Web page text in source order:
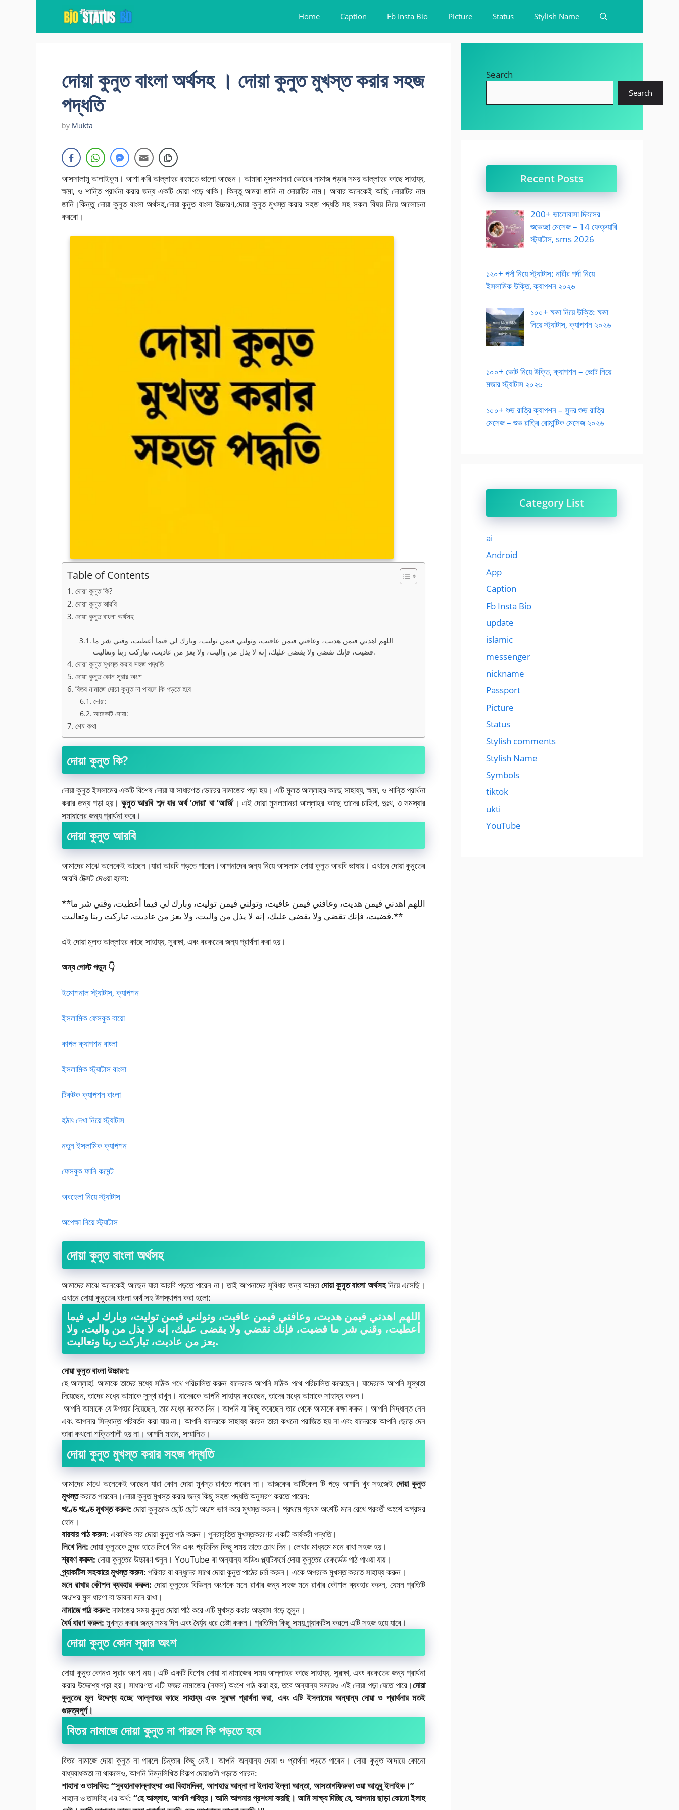
Home Caption Fb Insta Bio Picture Status Stylish Name
দোয়া কুনুত বাংলা অর্থসহ । দোয়া কুনুত মুখস্ত করার সহজ
পদ্ধতি
by Mukta
আসসালামু আলাইকুম। আশা করি আল্লাহর রহমতে ভালো আছেন। আমারা মুসলমানরা ভোরের নামাজ পড়ার সময় আল্লাহর কাছে সাহায্য,
ক্ষমা, ও শান্তি প্রার্থনা করার জন্য একটি দোয়া পড়ে থাকি। কিন্তু আমরা জানি না দোয়াটির নাম। আবার অনেকেই আছি দোয়াটির নাম
জানি।কিন্তু দোয়া কুনুত বাংলা অর্থসহ,দোয়া কুনুত বাংলা উচ্চারণ,দোয়া কুনুত মুখস্ত করার সহজ পদ্ধতি সহ সকল বিষয় নিয়ে আলোচনা
করবো।
Table of Contents
দোয়া কুনুত কি?
দোয়া কুনুত আরবি
দোয়া কুনুত বাংলা অর্থসহ
اللهم اهدني فيمن هديت، وعافني فيمن عافيت، وتولني فيمن توليت، وبارك لي فيما أعطيت، وقني شر ما
قضيت، فإنك تقضي ولا يقضى عليك، إنه لا يذل من واليت، ولا يعز من عاديت، تباركت ربنا وتعاليت.
দোয়া কুনুত মুখস্ত করার সহজ পদ্ধতি
দোয়া কুনুত কোন সূরার অংশ
বিতর নামাজে দোয়া কুনুত না পারলে কি পড়তে হবে
দোয়া:
আরেকটি দোয়া:
শেষ কথা
দোয়া কুনুত কি?
দোয়া কুনুত ইসলামের একটি বিশেষ দোয়া যা সাধারণত ভোরের নামাজের পড়া হয়। এটি মূলত আল্লাহর কাছে সাহায্য, ক্ষমা, ও শান্তি প্রার্থনা
করার জন্য পড়া হয়।কুনুত আরবি শব্দ যার অর্থ ‘দোয়া’ বা ‘আর্জি’। এই দোয়া মুসলমানরা আল্লাহর কাছে তাদের চাহিদা, দুঃখ, ও সমস্যার
সমাধানের জন্য প্রার্থনা করে।
দোয়া কুনুত আরবি
আমাদের মাঝে অনেকেই আছেন।যারা আরবি পড়তে পারেন।আপনাদের জন্য নিয়ে আসলাম দোয়া কুনুত আরবি ভাষায়। এখানে দোয়া কুনুতের
আরবি টেক্সট দেওয়া হলো:
**اللهم اهدني فيمن هديت، وعافني فيمن عافيت، وتولني فيمن توليت، وبارك لي فيما أعطيت، وقني شر ما
قضيت، فإنك تقضي ولا يقضى عليك، إنه لا يذل من واليت، ولا يعز من عاديت، تباركت ربنا وتعاليت.**
এই দোয়া মূলত আল্লাহর কাছে সাহায্য, সুরক্ষা, এবং বরকতের জন্য প্রার্থনা করা হয়।
অন্য পোস্ট পড়ুন 👇
ইমোশনাল স্ট্যাটাস, ক্যাপশন
ইসলামিক ফেসবুক বায়ো
কাপল ক্যাপশন বাংলা
ইসলামিক স্ট্যাটাস বাংলা
টিকটক ক্যাপশন বাংলা
হঠাৎ দেখা নিয়ে স্ট্যাটাস
নতুন ইসলামিক ক্যাপশন
ফেসবুক ফানি কমেন্ট
অবহেলা নিয়ে স্ট্যাটাস
অপেক্ষা নিয়ে স্ট্যাটাস
দোয়া কুনুত বাংলা অর্থসহ
আমাদের মাঝে অনেকেই আছেন যারা আরবি পড়তে পারেন না। তাই আপনাদের সুবিধার জন্য আমরাদোয়া কুনুত বাংলা অর্থসহনিয়ে এসেছি।
এখানে দোয়া কুনুতের বাংলা অর্থ সহ উপস্থাপন করা হলো:
اللهم اهدني فيمن هديت، وعافني فيمن عافيت، وتولني فيمن توليت، وبارك لي فيما
أعطيت، وقني شر ما قضيت، فإنك تقضي ولا يقضى عليك، إنه لا يذل من واليت، ولا
يعز من عاديت، تباركت ربنا وتعاليت.
দোয়া কুনুত বাংলা উচ্চারণ:
হে আল্লাহ! আমাকে তাদের মধ্যে সঠিক পথে পরিচালিত করুন যাদেরকে আপনি সঠিক পথে পরিচালিত করেছেন। যাদেরকে আপনি সুস্থতা
দিয়েছেন, তাদের মধ্যে আমাকে সুস্থ রাখুন। যাদেরকে আপনি সাহায্য করেছেন, তাদের মধ্যে আমাকে সাহায্য করুন।
আপনি আমাকে যে উপহার দিয়েছেন, তার মধ্যে বরকত দিন। আপনি যা কিছু করেছেন তার থেকে আমাকে রক্ষা করুন। আপনি সিদ্ধান্ত নেন
এবং আপনার সিদ্ধান্ত পরিবর্তন করা যায় না। আপনি যাদেরকে সাহায্য করেন তারা কখনো পরাজিত হয় না এবং যাদেরকে আপনি ছেড়ে দেন
তারা কখনো শক্তিশালী হয় না। আপনি মহান, সম্মানিত।
দোয়া কুনুত মুখস্ত করার সহজ পদ্ধতি
আমাদের মাঝে অনেকেই আছেন যারা কোন দোয়া মুখস্ত রাখতে পারেন না। আজকের আর্টিকেল টি পড়ে আপনি খুব সহজেইদোয়া কুনুত
মুখস্তকরতে পারবেন।দোয়া কুনুত মুখস্ত করার জন্য কিছু সহজ পদ্ধতি অনুসরণ করতে পারেন:
খণ্ডে খণ্ডে মুখস্ত করুন: দোয়া কুনুতকে ছোট ছোট অংশে ভাগ করে মুখস্ত করুন। প্রথমে প্রথম অংশটি মনে রেখে পরবর্তী অংশে অগ্রসর
হোন।
বারবার পাঠ করুন: একাধিক বার দোয়া কুনুত পাঠ করুন। পুনরাবৃত্তি মুখস্তকরণের একটি কার্যকরী পদ্ধতি।
লিখে নিন: দোয়া কুনুতকে সুন্দর হাতে লিখে নিন এবং প্রতিদিন কিছু সময় তাতে চোখ দিন। লেখার মাধ্যমে মনে রাখা সহজ হয়।
শ্রবণ করুন: দোয়া কুনুতের উচ্চারণ শুনুন। YouTube বা অন্যান্য অডিও প্ল্যাটফর্মে দোয়া কুনুতের রেকর্ডেড পাঠ পাওয়া যায়।
প্র্যাকটিস সহকারে মুখস্ত করুন: পরিবার বা বন্ধুদের সাথে দোয়া কুনুত পাঠের চর্চা করুন। একে অপরকে মুখস্ত করতে সাহায্য করুন।
মনে রাখার কৌশল ব্যবহার করুন: দোয়া কুনুতের বিভিন্ন অংশকে মনে রাখার জন্য সহজ মনে রাখার কৌশল ব্যবহার করুন, যেমন প্রতিটি
অংশের মূল ধারণা বা ভাবনা মনে রাখা।
নামাজে পাঠ করুন: নামাজের সময় কুনুত দোয়া পাঠ করে এটি মুখস্ত করার অভ্যাস গড়ে তুলুন।
ধৈর্য ধারণ করুন: মুখস্ত করার জন্য সময় দিন এবং ধৈর্য্য ধরে চেষ্টা করুন। প্রতিদিন কিছু সময় প্র্যাকটিস করলে এটি সহজ হয়ে যাবে।
দোয়া কুনুত কোন সূরার অংশ
দোয়া কুনুত কোনও সূরার অংশ নয়। এটি একটি বিশেষ দোয়া যা নামাজের সময় আল্লাহর কাছে সাহায্য, সুরক্ষা, এবং বরকতের জন্য প্রার্থনা
করার উদ্দেশ্যে পড়া হয়। সাধারণত এটি ফজর নামাজের (নফল) অংশে পাঠ করা হয়, তবে অন্যান্য সময়েও এই দোয়া পড়া যেতে পারে।দোয়া
কুনুতের মূল উদ্দেশ্য হচ্ছে আল্লাহর কাছে সাহায্য এবং সুরক্ষা প্রার্থনা করা, এবং এটি ইসলামের অন্যান্য দোয়া ও প্রার্থনার মতই
গুরুত্বপূর্ণ।
বিতর নামাজে দোয়া কুনুত না পারলে কি পড়তে হবে
বিতর নামাজে দোয়া কুনুত না পারলে চিন্তার কিছু নেই। আপনি অন্যান্য দোয়া ও প্রার্থনা পড়তে পারেন। দোয়া কুনুত আদায়ে কোনো
বাধ্যবাধকতা না থাকলেও, আপনি নিম্নলিখিত বিকল্প দোয়াগুলি পড়তে পারেন:
শাহাদা ও তাসবিহ: “সুবহানাকাল্লাহুম্মা ওয়া বিহামদিকা, আশহাদু আন্না লা ইলাহা ইল্লা আন্তা, আসতাগফিরুকা ওয়া আতুবু ইলাইক।”
শাহাদা ও তাসবিহ এর অর্থ:“হে আল্লাহ, আপনি পবিত্র। আমি আপনার প্রশংসা করছি। আমি সাক্ষ্য দিচ্ছি যে, আপনার ছাড়া কোনো ইলাহ
Search
Search
Recent Posts
200+ ভালোবাসা দিবসের
শুভেচ্ছা মেসেজ – 14 ফেব্রুয়ারি
স্ট্যাটাস, sms 2026
১২০+ পর্দা নিয়ে স্ট্যাটাস: নারীর পর্দা নিয়ে
ইসলামিক উক্তি, ক্যাপশন ২০২৬
১০০+ ক্ষমা নিয়ে উক্তি: ক্ষমা
নিয়ে স্ট্যাটাস, ক্যাপশন ২০২৬
১০০+ ভোট নিয়ে উক্তি, ক্যাপশন – ভোট নিয়ে
মজার স্ট্যাটাস ২০২৬
১০০+ শুভ রাত্রি ক্যাপশন – সুন্দর শুভ রাত্রি
মেসেজ – শুভ রাত্রি রোমান্টিক মেসেজ ২০২৬
Category List
ai
Android
App
Caption
Fb Insta Bio
update
islamic
messenger
nickname
Passport
Picture
Status
Stylish comments
Stylish Name
Symbols
tiktok
ukti
YouTube